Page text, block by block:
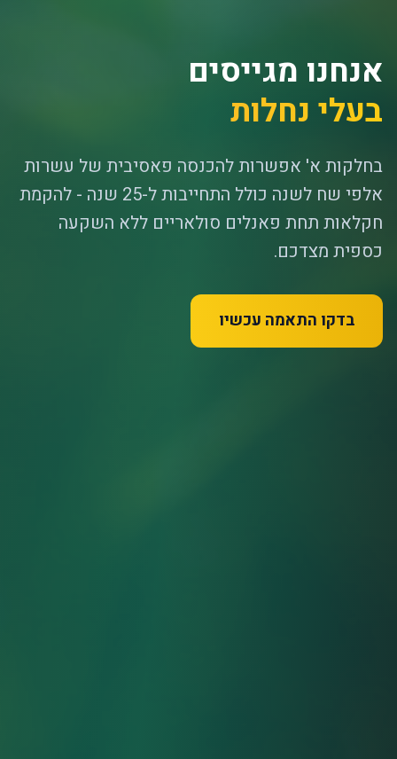
אנחנו מגייסים
בעלי נחלות
בחלקות א' אפשרות להכנסה פאסיבית של עשרות
אלפי שח לשנה כולל התחייבות ל-25 שנה - להקמת
חקלאות תחת פאנלים סולאריים ללא השקעה
כספית מצדכם.
בדקו התאמה עכשיו